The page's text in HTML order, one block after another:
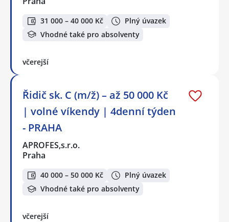
31 000 – 40 000 Kč
Plný úvazek
Vhodné také pro absolventy
včerejší
Řidič sk. C (m/ž) – až 50 000 Kč
| volné víkendy | 4denní týden
- PRAHA
APROFES,s.r.o.
Praha
40 000 – 50 000 Kč
Plný úvazek
Vhodné také pro absolventy
včerejší